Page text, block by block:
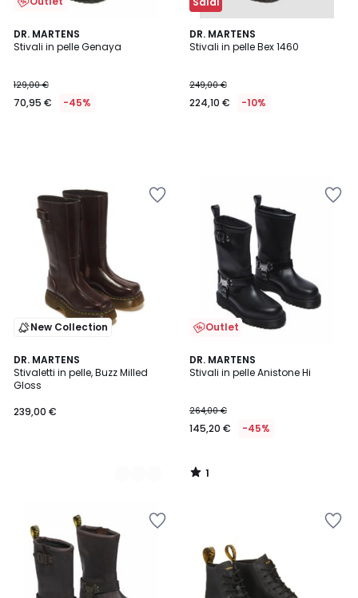
DR. MARTENS
Stivali in pelle Genaya
129,00 €
70,95 € -45%
DR. MARTENS
Stivali in pelle Bex 1460
249,00 €
224,10 € -10%
New Collection
DR. MARTENS
Stivaletti in pelle, Buzz Milled
Gloss
239,00 €
2
Colori
Outlet
DR. MARTENS
Stivali in pelle Anistone Hi
264,00 €
145,20 € -45%
1
/
1
/